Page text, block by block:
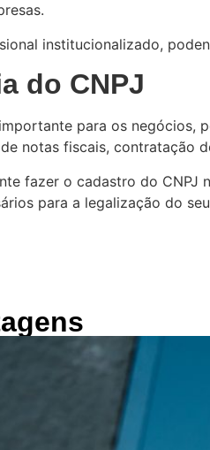
institucionalizado,
do CNPJ
para os negócios,
notas fiscais, contratação
fazer o cadastro do CNPJ
para a legalização do